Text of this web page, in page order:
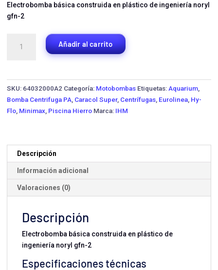
Electrobomba básica construida en plástico de ingeniería noryl
gfn-2
Centrífuga
Añadir al carrito
SKU: 64032000A2 Categoría: Motobombas Etiquetas: Aquarium
Bomba Centrifuga PA Caracol Super, Centrífugas Eurolinea Hy-
Flo Minimax Piscina Hierro Marca: IHM
Descripción
Información adicional
Valoraciones (0)
Descripción
Electrobomba básica construida en plástico de
ingeniería noryl gfn-2
Especificaciones técnicas